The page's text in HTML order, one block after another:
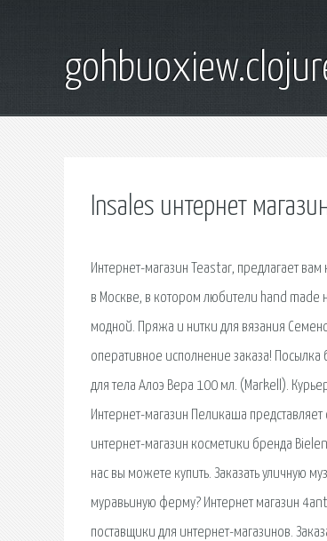
Insales интернет
Интернет-магазин Teastar, предлагает
в Москве, в котором любители hand made
модной. Пряжа и нитки для вязания
оперативное исполнение заказа!
для тела Алоэ Вера 100 мл. (Markell).
Интернет-магазин Пеликаша
интернет-магазин косметики бренда
нас вы можете купить. Заказать уличную
муравьиную ферму? Интернет магазин
поставщики для интернет-магазинов.